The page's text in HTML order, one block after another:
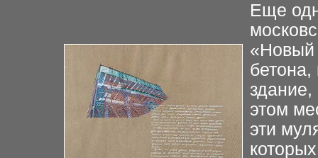
Еще
«Новый
бетона,
этом
эти